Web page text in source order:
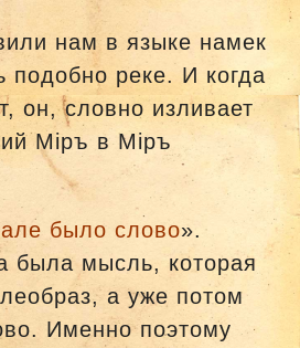
нам в языке намек
подобно реке. И когда
он, словно изливает
Мiръ в Мiръ
было слово».
была мысль, которая
а уже потом
Именно поэтому